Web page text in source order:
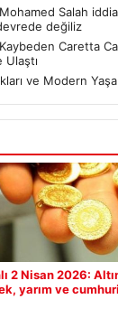
Mohamed Salah
değiliz
Caretta
Ulaştı
ve Modern
2 Nisan 2026:
yarım ve